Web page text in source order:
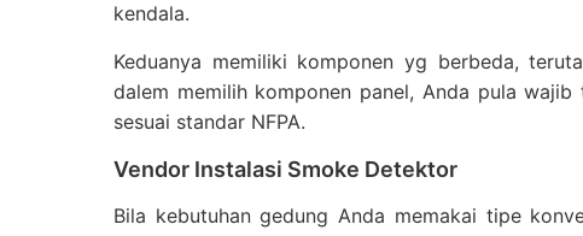
kendala.
Keduanya memiliki komponen yg berbeda,
dalem memilih komponen panel, Anda pula
sesuai standar NFPA.
Vendor Instalasi Smoke Detektor
Bila kebutuhan gedung Anda memakai tipe